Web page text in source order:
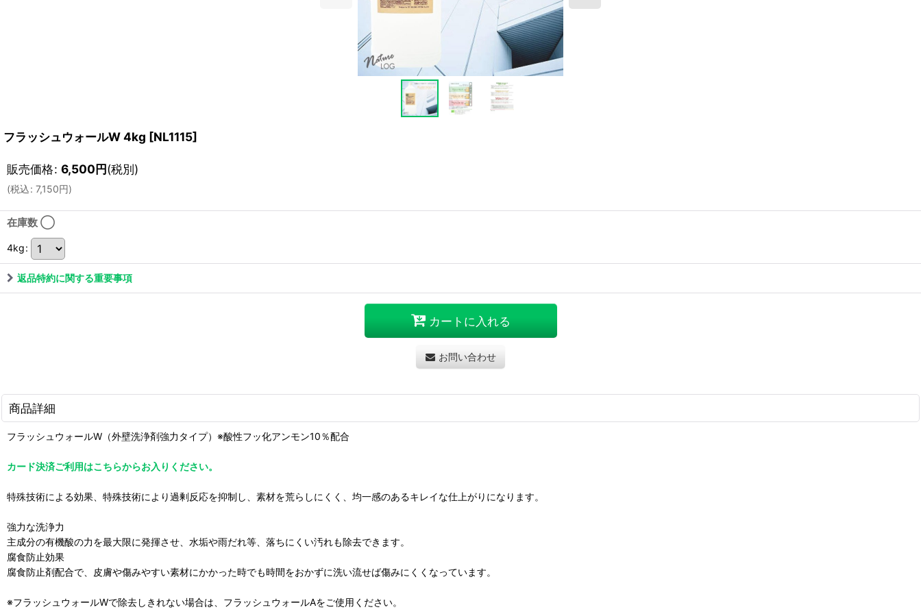
フラッシュウォールW 4kg [NL1115]
販売価格: 6,500円(税別)
(税込: 7,150円)
在庫数 ◯
4kg:
返品特約に関する重要事項
カートに入れる
お問い合わせ
商品詳細
フラッシュウォールW（外壁洗浄剤強力タイプ）※酸性フッ化アンモン10％配合
カード決済ご利用はこちらからお入りください。
特殊技術による効果、特殊技術により過剰反応を抑制し、素材を荒らしにくく、均一感のあるキレイな仕上がりになります。
強力な洗浄力
主成分の有機酸の力を最大限に発揮させ、水垢や雨だれ等、落ちにくい汚れも除去できます。
腐食防止効果
腐食防止剤配合で、皮膚や傷みやすい素材にかかった時でも時間をおかずに洗い流せば傷みにくくなっています。
※フラッシュウォールWで除去しきれない場合は、フラッシュウォールAをご使用ください。